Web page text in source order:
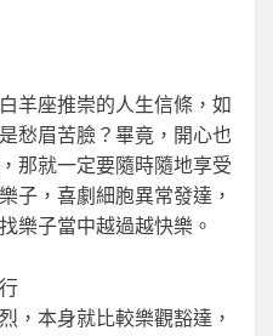
座推崇的人生信條，如
愁眉苦臉？畢竟，開心也
那就一定要隨時隨地享受
子，喜劇細胞異常發達，
樂子當中越過越快樂。
本身就比較樂觀豁達，